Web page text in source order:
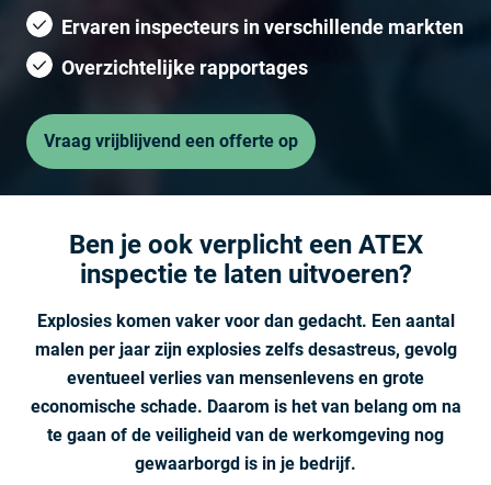
Ervaren inspecteurs in verschillende markten
Overzichtelijke rapportages
Vraag vrijblijvend een offerte op
Ben je ook verplicht een ATEX
inspectie te laten uitvoeren?
Explosies komen vaker voor dan gedacht. Een aantal
malen per jaar zijn explosies zelfs desastreus, gevolg
eventueel verlies van mensenlevens en grote
economische schade. Daarom is het van belang om na
te gaan of de veiligheid van de werkomgeving nog
gewaarborgd is in je bedrijf.